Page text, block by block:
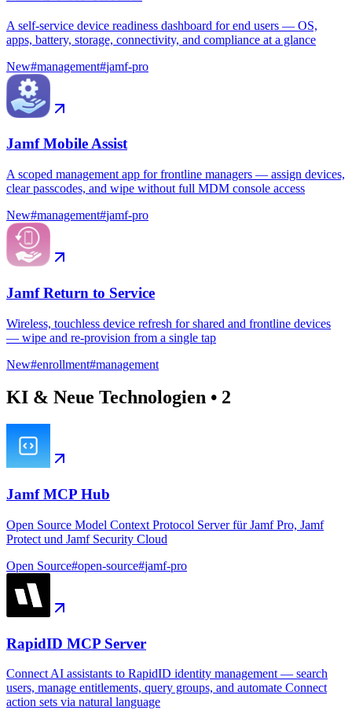
A self-service device readiness dashboard for end users — OS,
apps, battery, storage, connectivity, and compliance at a glance
New#management#jamf-pro
Jamf Mobile Assist
A scoped management app for frontline managers — assign devices,
clear passcodes, and wipe without full MDM console access
New#management#jamf-pro
Jamf Return to Service
Wireless, touchless device refresh for shared and frontline devices
— wipe and re-provision from a single tap
New#enrollment#management
KI & Neue Technologien • 2
Jamf MCP Hub
Open Source Model Context Protocol Server für Jamf Pro, Jamf
Protect und Jamf Security Cloud
Open Source#open-source#jamf-pro
RapidID MCP Server
Connect AI assistants to RapidID identity management — search
users, manage entitlements, query groups, and automate Connect
action sets via natural language